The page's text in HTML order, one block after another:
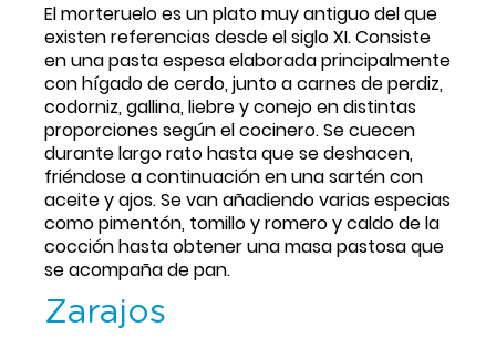
El morteruelo es un plato muy antiguo del que
existen referencias desde el siglo XI. Consiste
en una pasta espesa elaborada principalmente
con hígado de cerdo, junto a carnes de perdiz,
codorniz, gallina, liebre y conejo en distintas
proporciones según el cocinero. Se cuecen
durante largo rato hasta que se deshacen,
friéndose a continuación en una sartén con
aceite y ajos. Se van añadiendo varias especias
como pimentón, tomillo y romero y caldo de la
cocción hasta obtener una masa pastosa que
se acompaña de pan.
Zarajos